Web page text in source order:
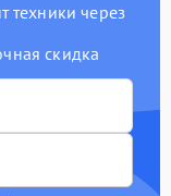
техники через
скидка